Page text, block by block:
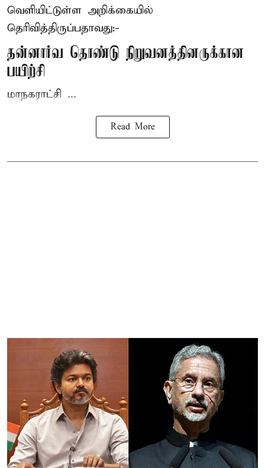
வெளியிட்டுள்ள அறிக்கையில்
தெரிவித்திருப்பதாவது:-
தன்னார்வ தொண்டு நிறுவனத்தினருக்கான
பயிற்சி
மாநகராட்சி ...
Read More